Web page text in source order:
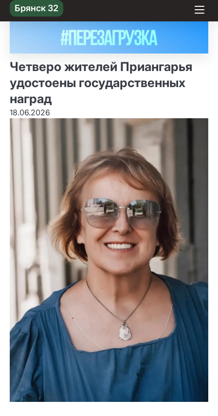
Skip
to content
Брянск 32
Четверо жителей Приангарья
удостоены государственных
наград
18.06.2026